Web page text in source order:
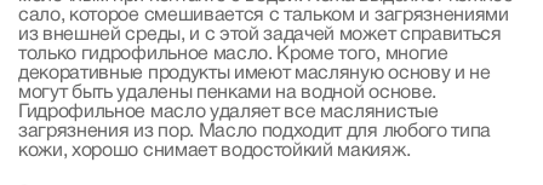
сало, которое смешивается с тальком и загрязнениями
из внешней среды, и с этой задачей может справиться
только гидрофильное масло. Кроме того, многие
декоративные продукты имеют масляную основу и не
могут быть удалены пенками на водной основе.
Гидрофильное масло удаляет все маслянистые
загрязнения из пор. Масло подходит для любого типа
кожи, хорошо снимает водостойкий макияж.